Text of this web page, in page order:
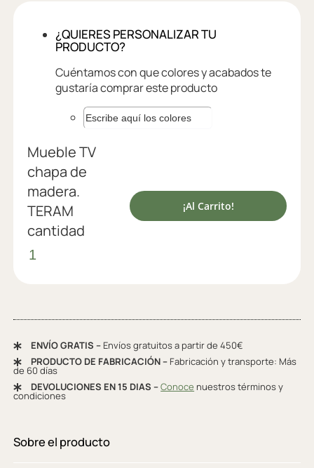
¿QUIERES PERSONALIZAR TU
PRODUCTO?
Cuéntamos con que colores y acabados te
gustaría comprar este producto
Mueble TV
chapa de
madera.
TERAM
cantidad
¡Al Carrito!
ENVÍO GRATIS – Envíos gratuitos a partir de 450€
PRODUCTO DE FABRICACIÓN – Fabricación y transporte: Más
de 60 días
DEVOLUCIONES EN 15 DIAS –Conoce nuestros términos y
condiciones
Sobre el producto